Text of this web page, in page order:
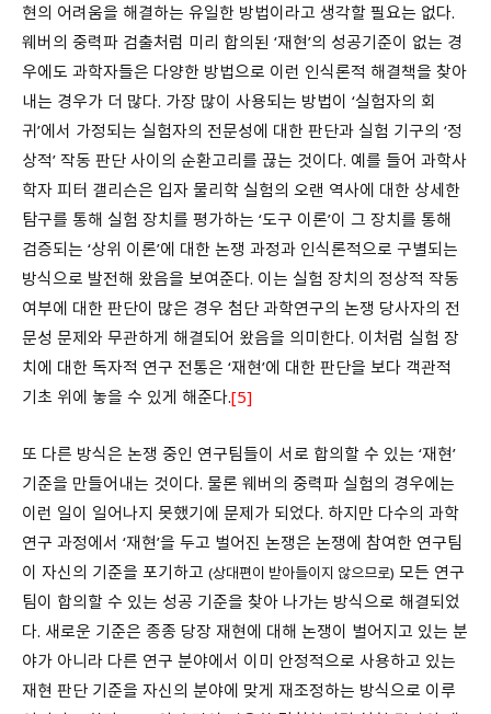
현의 어려움을 해결하는 유일한 방법이라고 생각할 필요는 없다.
웨버의 중력파 검출처럼 미리 합의된 ‘재현’의 성공기준이 없는 경
우에도 과학자들은 다양한 방법으로 이런 인식론적 해결책을 찾아
내는 경우가 더 많다. 가장 많이 사용되는 방법이 ‘실험자의 회
귀’에서 가정되는 실험자의 전문성에 대한 판단과 실험 기구의 ‘정
상적’ 작동 판단 사이의 순환고리를 끊는 것이다. 예를 들어 과학사
학자 피터 갤리슨은 입자 물리학 실험의 오랜 역사에 대한 상세한
탐구를 통해 실험 장치를 평가하는 ‘도구 이론’이 그 장치를 통해
검증되는 ‘상위 이론’에 대한 논쟁 과정과 인식론적으로 구별되는
방식으로 발전해 왔음을 보여준다. 이는 실험 장치의 정상적 작동
여부에 대한 판단이 많은 경우 첨단 과학연구의 논쟁 당사자의 전
문성 문제와 무관하게 해결되어 왔음을 의미한다. 이처럼 실험 장
치에 대한 독자적 연구 전통은 ‘재현’에 대한 판단을 보다 객관적
기초 위에 놓을 수 있게 해준다.[5]
또 다른 방식은 논쟁 중인 연구팀들이 서로 합의할 수 있는 ‘재현’
기준을 만들어내는 것이다. 물론 웨버의 중력파 실험의 경우에는
이런 일이 일어나지 못했기에 문제가 되었다. 하지만 다수의 과학
연구 과정에서 ‘재현’을 두고 벌어진 논쟁은 논쟁에 참여한 연구팀
이 자신의 기준을 포기하고 (상대편이 받아들이지 않으므로) 모든 연구
팀이 합의할 수 있는 성공 기준을 찾아 나가는 방식으로 해결되었
다. 새로운 기준은 종종 당장 재현에 대해 논쟁이 벌어지고 있는 분
야가 아니라 다른 연구 분야에서 이미 안정적으로 사용하고 있는
재현 판단 기준을 자신의 분야에 맞게 재조정하는 방식으로 이루